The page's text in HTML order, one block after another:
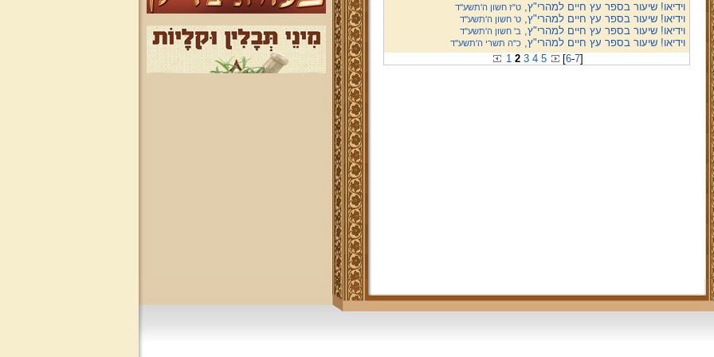
וידיאו! שיעור בספר עץ חיים למהרי"ץ,ט"ז חשון ה'תשע''ד
וידיאו! שיעור בספר עץ חיים למהרי"ץ,ט' חשון ה'תשע''ד
וידיאו! שיעור בספר עץ חיים למהרי"ץ,ב' חשון ה'תשע''ד
וידיאו! שיעור בספר עץ חיים למהרי"ץ,כ"ה תשרי ה'תשע''ד
1 2 3 4 5 [6-7]